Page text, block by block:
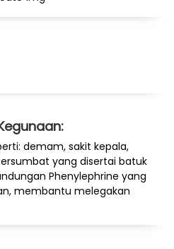
demam, sakit kepala,
yang disertai batuk
Phenylephrine yang
membantu melegakan